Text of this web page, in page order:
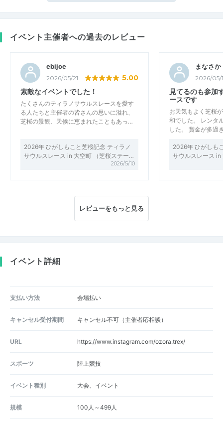
イベント主催者への過去のレビュー
ebijoe
2026/05/21 5.00
素敵なイベントでした！
たくさんのティラノサウルスレースを愛す
る人たちと主催者の皆さんの思いに溢れ、
芝桜の景観、天候に恵まれたこともあっ…
2026年 ひがしもこと芝桜記念 ティラノ
サウルスレース in 大空町 （芝桜ステー…
2026/5/10
まなさか
2026/05/
見てるのも参加
ースです
お天気もよく芝桜
和でした。 レンタ
した。 賞金が多過
2026年 ひがしも
サウルスレース
レビューをもっと見る
イベント詳細
支払い方法 会場払い
キャンセル受付期間 キャンセル不可（主催者応相談）
URL https://www.instagram.com/ozora.trex/
スポーツ 陸上競技
イベント種別 大会、イベント
規模 100人～499人